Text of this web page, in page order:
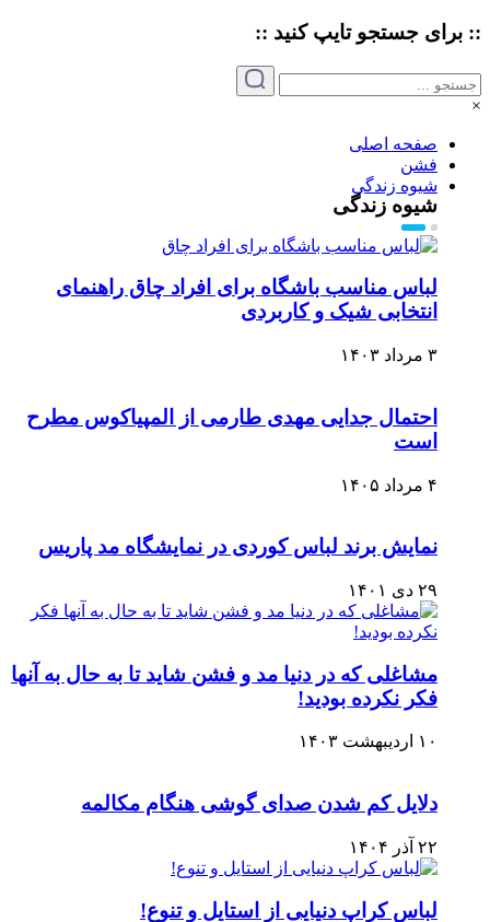
:: برای جستجو تایپکنید ::
×
صفحه اصلی
فشن
شیوه زندگی
شیوه زندگی
لباس مناسب باشگاه برای افراد چاق راهنمای
انتخابی شیک و کاربردی
۳ مرداد ۱۴۰۳
احتمال جدایی مهدی طارمی از المپیاکوس مطرح
است
۴ مرداد ۱۴۰۵
نمایش برند لباس کوردی در نمایشگاه مد پاریس
۲۹ دی ۱۴۰۱
مشاغلی که در دنیا مد و فشن شاید تا به حال به آنها
فکر نکرده بودید!
۱۰ اردیبهشت ۱۴۰۳
دلایل کم شدن صدای گوشی هنگام مکالمه
۲۲ آذر ۱۴۰۴
لباس کراپ دنیایی از استایل و تنوع!